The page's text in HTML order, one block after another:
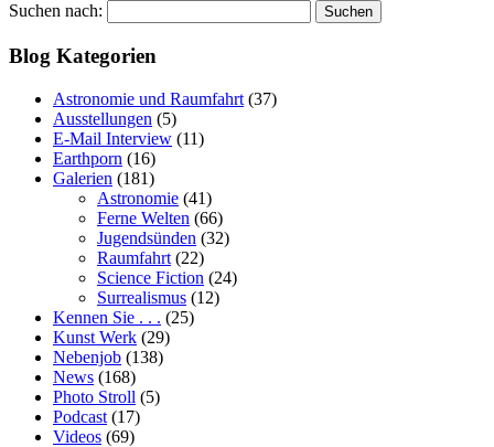
Suchen nach:
Blog Kategorien
Astronomie und Raumfahrt (37)
Ausstellungen (5)
E-Mail Interview (11)
Earthporn (16)
Galerien (181)
Astronomie (41)
Ferne Welten (66)
Jugendsünden (32)
Raumfahrt (22)
Science Fiction (24)
Surrealismus (12)
Kennen Sie . . . (25)
Kunst Werk (29)
Nebenjob (138)
News (168)
Photo Stroll (5)
Podcast (17)
Videos (69)